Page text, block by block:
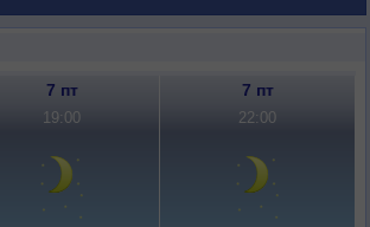
7 пт 7 пт
19:00 22:00